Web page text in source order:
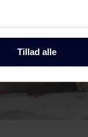
Tillad alle